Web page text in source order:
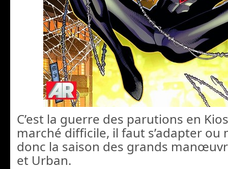
C’est la guerre des parutions en
marché difficile, il faut s’adapter ou
donc la saison des grands
et Urban.